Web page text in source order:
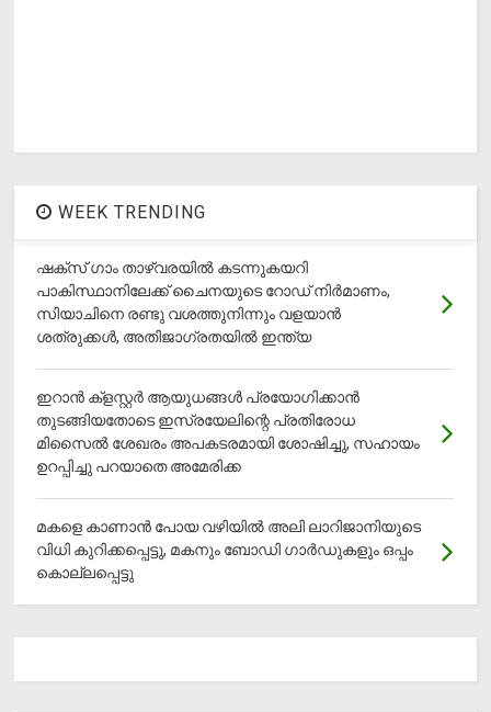
WEEK TRENDING
ഷക്സ് ​ഗാം താഴ്‌വരയിൽ കടന്നുകയറി
പാകിസ്ഥാനിലേക്ക് ചൈനയുടെ റോഡ് നിർമാണം,
സിയാചിനെ രണ്ടു വശത്തുനിന്നും വളയാൻ
ശത്രുക്കൾ, അതിജാ​ഗ്രതയിൽ ഇന്ത്യ
ഇറാന്‍ ക്‌ളസ്റ്റര്‍ ആയുധങ്ങള്‍ പ്രയോഗിക്കാന്‍
തുടങ്ങിയതോടെ ഇസ്രയേലിന്റെ പ്രതിരോധ
മിസൈല്‍ ശേഖരം അപകടരമായി ശോഷിച്ചു, സഹായം
ഉറപ്പിച്ചു പറയാതെ അമേരിക്ക
മകളെ കാണാന്‍ പോയ വഴിയില്‍ അലി ലാറിജാനിയുടെ
വിധി കുറിക്കപ്പെട്ടു, മകനും ബോഡി ഗാര്‍ഡുകളും ഒപ്പം
കൊല്ലപ്പെട്ടു